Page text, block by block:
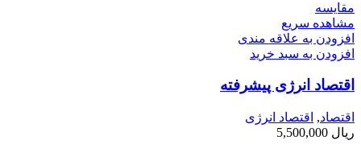
مقایسه
مشاهده سریع
افزودن به علاقه مندی
افزودن به سبد خرید
اقتصاد انرژی پیشرفته
اقتصاد, اقتصاد انرژی
ریال